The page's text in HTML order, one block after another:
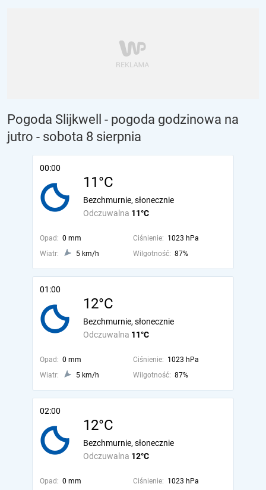
Pogoda Slijkwell - pogoda godzinowa na
jutro - sobota 8 sierpnia
00:00
11°C
Odczuwalna 11°C
Bezchmurnie, słonecznie
Opad: 0 mm Ciśnienie: 1023 hPa
Wiatr:
5 km/h Wilgotność: 87%
01:00
12°C
Odczuwalna 11°C
Bezchmurnie, słonecznie
Opad: 0 mm Ciśnienie: 1023 hPa
Wiatr:
5 km/h Wilgotność: 87%
02:00
12°C
Odczuwalna 12°C
Bezchmurnie, słonecznie
Opad: 0 mm Ciśnienie: 1023 hPa